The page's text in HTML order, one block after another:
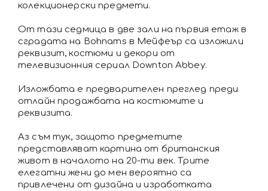
колекционерски предмети.
От тази седмица в две зали на първия етаж в
сградата на Bohnams в Мейфеър са изложили
реквизит, костюми и декори от
телевизионния сериал Downton Abbey.
Изложбата е предварителен преглед преди
отлайн продажбата на костюмите и
реквизита.
Аз съм тук, защото предметите
представляват картина от британския
живот в началото на 20-ти век. Трите
елегатни жени до мен вероятно са
привлечени от дизайна и изработката